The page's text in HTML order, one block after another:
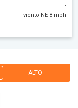
-
viento NE 8 mph
ALTO